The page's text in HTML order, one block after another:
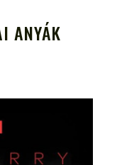
ANYÁK